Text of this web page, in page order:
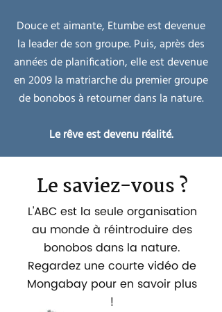
Douce et aimante, Etumbe est devenue
la leader de son groupe. Puis, après des
années de planification, elle est devenue
en 2009 la matriarche du premier groupe
de bonobos à retourner dans la nature.
Le rêve est devenu réalité.
Le saviez-vous ?
L'ABC est la seule organisation
au monde à réintroduire des
bonobos dans la nature.
Regardez une courte vidéo de
Mongabay pour en savoir plus
!